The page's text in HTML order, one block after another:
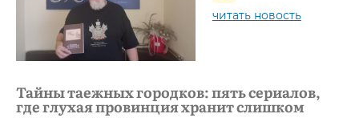
читать новость
Тайны таежных городков: пять сериалов,
где глухая провинция хранит слишком